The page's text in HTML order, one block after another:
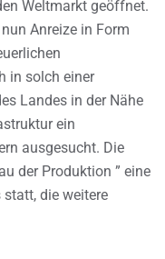
Weltmarkt geöffnet.
Anreize in Form
in solch einer
Landes in der Nähe
ein
ausgesucht. Die
der Produktion ” eine
die weitere